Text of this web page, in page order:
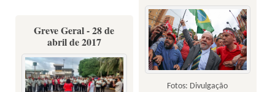
Fotos: Divulgação
Greve Geral - 28 de
abril de 2017